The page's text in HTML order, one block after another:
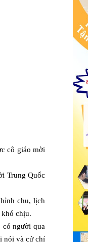
cô giáo mời
Trung Quốc
chu, lịch
chịu.
người qua
nói và cử chỉ